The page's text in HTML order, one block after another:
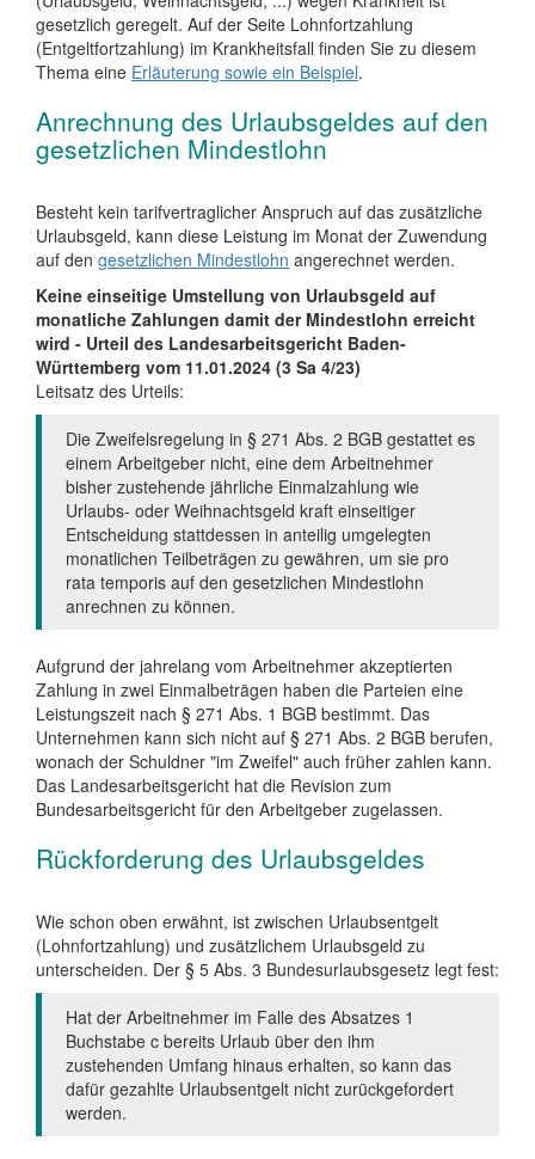
gesetzlich geregelt. Auf der Seite Lohnfortzahlung
(Entgeltfortzahlung) im Krankheitsfall finden Sie zu diesem
Thema eine Erläuterung sowie ein Beispiel.
Anrechnung des Urlaubsgeldes auf den
gesetzlichen Mindestlohn
Besteht kein tarifvertraglicher Anspruch auf das zusätzliche
Urlaubsgeld, kann diese Leistung im Monat der Zuwendung
auf den gesetzlichen Mindestlohn angerechnet werden.
Keine einseitige Umstellung von Urlaubsgeld auf
monatliche Zahlungen damit der Mindestlohn erreicht
wird - Urteil des Landesarbeitsgericht Baden-
Württemberg vom 11.01.2024 (3 Sa 4/23)
Leitsatz des Urteils:
Die Zweifelsregelung in § 271 Abs. 2 BGB gestattet es
einem Arbeitgeber nicht, eine dem Arbeitnehmer
bisher zustehende jährliche Einmalzahlung wie
Urlaubs- oder Weihnachtsgeld kraft einseitiger
Entscheidung stattdessen in anteilig umgelegten
monatlichen Teilbeträgen zu gewähren, um sie pro
rata temporis auf den gesetzlichen Mindestlohn
anrechnen zu können.
Aufgrund der jahrelang vom Arbeitnehmer akzeptierten
Zahlung in zwei Einmalbeträgen haben die Parteien eine
Leistungszeit nach § 271 Abs. 1 BGB bestimmt. Das
Unternehmen kann sich nicht auf § 271 Abs. 2 BGB berufen,
wonach der Schuldner "im Zweifel" auch früher zahlen kann.
Das Landesarbeitsgericht hat die Revision zum
Bundesarbeitsgericht für den Arbeitgeber zugelassen.
Rückforderung des Urlaubsgeldes
Wie schon oben erwähnt, ist zwischen Urlaubsentgelt
(Lohnfortzahlung) und zusätzlichem Urlaubsgeld zu
unterscheiden. Der § 5 Abs. 3 Bundesurlaubsgesetz legt fest:
Hat der Arbeitnehmer im Falle des Absatzes 1
Buchstabe c bereits Urlaub über den ihm
zustehenden Umfang hinaus erhalten, so kann das
dafür gezahlte Urlaubsentgelt nicht zurückgefordert
werden.